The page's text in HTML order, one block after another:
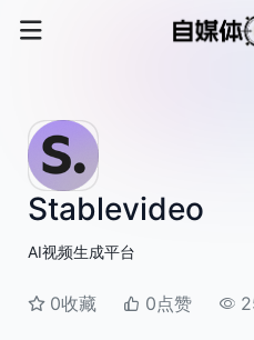
Stablevideo
AI视频生成平台
0收藏 0点赞